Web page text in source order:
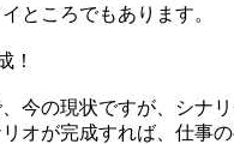
ところでもあります。
！
、今の現状ですが、シナ
オが完成すれば、仕事